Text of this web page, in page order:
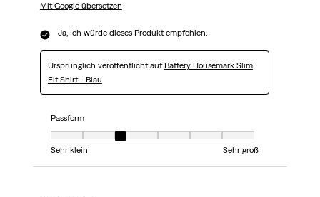
Mit Google übersetzen
Ja, Ich würde dieses Produkt empfehlen.
Ursprünglich veröffentlicht auf Battery Housemark Slim
Fit Shirt - Blau
Passform
Passform, 3 von 7, wobei 1 gleich Sehr klein ist und 7 gleich Sehr groß
Sehr klein
Sehr groß